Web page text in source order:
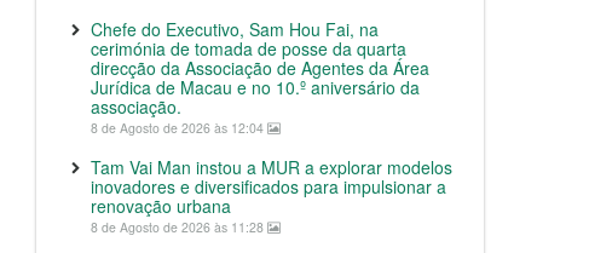
Chefe do Executivo, Sam Hou Fai, na
cerimónia de tomada de posse da quarta
direcção da Associação de Agentes da Área
Jurídica de Macau e no 10.º aniversário da
associação.
8 de Agosto de 2026 às 12:04
Tam Vai Man instou a MUR a explorar modelos
inovadores e diversificados para impulsionar a
renovação urbana
8 de Agosto de 2026 às 11:28